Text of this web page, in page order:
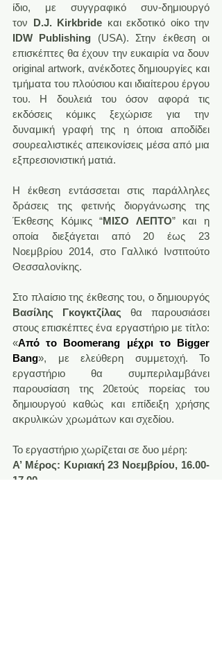
ίδιο, με συγγραφικό συν-δημιουργό
τον D.J. Kirkbride
IDW Publishing (USA). Στην έκθεση οι
επισκέπτες θα έχουν την ευκαιρία να δουν
original artwork, ανέκδοτες δημιουργίες και
τμήματα του πλούσιου και ιδιαίτερου έργου
του. Η δουλειά του όσον αφορά τις
εκδόσεις κόμικς ξεχώρισε για την
δυναμική γραφή της η όποια αποδίδει
σουρεαλιστικές απεικονίσεις μέσα από μια
εξπρεσιονιστική ματιά.
Η έκθεση εντάσσεται στις παράλληλες
δράσεις της φετινής διοργάνωσης της
Έκθεσης Κόμικς “ΜΙΣΟ ΛΕΠΤΟ” και η
οποία διεξάγεται από 20 έως 23
Νοεμβρίου 2014, στο Γαλλικό Ινστιτούτο
Θεσσαλονίκης.
Βασίλης Γκογκτζίλας θα παρουσιάσει
στους επισκέπτες ένα εργαστήριο με τίτλο:
«Από το Boomerang μέχρι το Bigger
Bang», με ελεύθερη συμμετοχή. Το
εργαστήριο θα συμπεριλαμβάνει
παρουσίαση της 20ετούς πορείας του
δημιουργού καθώς και επίδειξη χρήσης
ακρυλικών χρωμάτων και σχεδίου.
Το εργαστήριο χωρίζεται σε δυο μέρη:
Α’ Μέρος: Κυριακή 23 Νοεμβρίου, 16.00-
17.00